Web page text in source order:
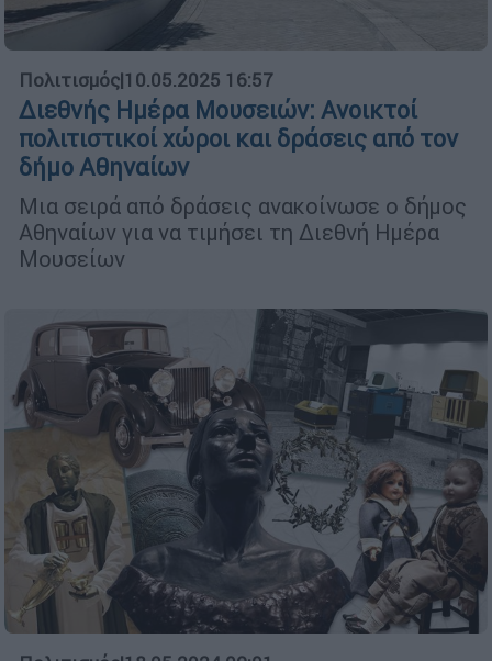
Πολιτισμός|10.05.2025 16:57
Διεθνής Ημέρα Μουσειών: Ανοικτοί
πολιτιστικοί χώροι και δράσεις από τον
δήμο Αθηναίων
Μια σειρά από δράσεις ανακοίνωσε ο δήμος
Αθηναίων για να τιμήσει τη Διεθνή Ημέρα
Μουσείων